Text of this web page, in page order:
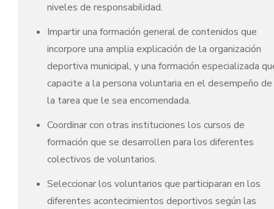
niveles de responsabilidad.
Impartir una formación general de contenidos que
incorpore una amplia explicación de la organización
deportiva municipal, y una formación especializada
capacite a la persona voluntaria en el desempeño de
la tarea que le sea encomendada.
Coordinar con otras instituciones los cursos de
formación que se desarrollen para los diferentes
colectivos de voluntarios.
Seleccionar los voluntarios que participaran en los
diferentes acontecimientos deportivos según las